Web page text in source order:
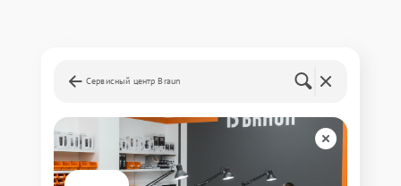
Сервисный центр Braun